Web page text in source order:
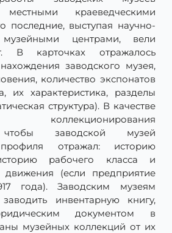
местными краеведческими
последние, выступая научно-
музейными центрами, вели
В карточках отражалось
заводского музея,
количество экспонатов
их характеристика, разделы
структура). В качестве
коллекционирования
чтобы заводской музей
профиля отражал: историю
рабочего класса и
движения (если предприятие
года). Заводским музеям
инвентарную книгу,
документом в
музейных коллекций от их